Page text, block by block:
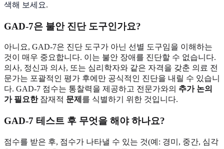
색해 보세요.
GAD-7은 불안 진단 도구인가요?
아니요, GAD-7은 진단 도구가 아닌 선별 도구임을 이해하는
것이 매우 중요합니다. 이는 불안 장애를 진단할 수 없습니다.
의사, 정신과 의사, 또는 심리학자와 같은 자격을 갖춘 의료 전
문가는 포괄적인 평가 후에만 공식적인 진단을 내릴 수 있습니
다. GAD-7 점수는 통찰력을 제공하고 전문가와의 추가 논의
가 필요한잠재적 문제 를 식별하기 위한 것입니다.
GAD-7 테스트 후 무엇을 해야 하나요?
점수를 받은 후, 점수가 나타낼 수 있는 것(예: 경미, 중간, 심각